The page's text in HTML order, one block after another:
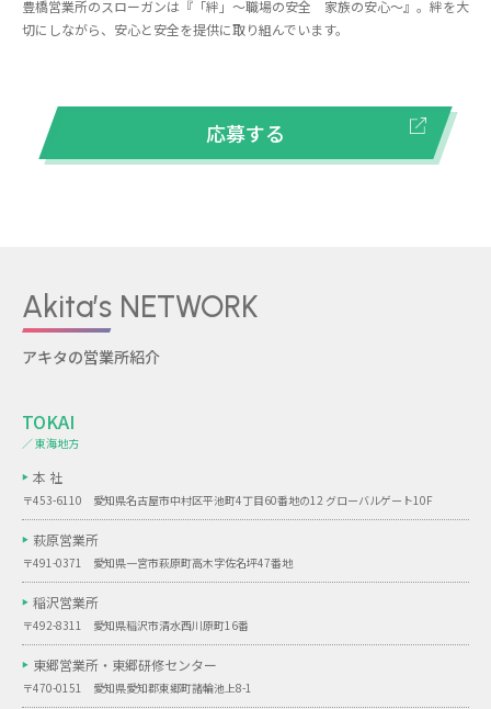
豊橋営業所のスローガンは『「絆」～職場の安全 家族の安心～』。絆を大
切にしながら、安心と安全を提供に取り組んでいます。
応募する
Akita’s NETWORK
アキタの営業所紹介
TOKAI
／ 東海地方
本 社
〒453-6110 愛知県名古屋市中村区平池町4丁目60番地の12 グローバルゲート10F
萩原営業所
〒491-0371 愛知県一宮市萩原町高木字佐名坪47番地
稲沢営業所
〒492-8311 愛知県稲沢市清水西川原町16番
東郷営業所・ 東郷研修センター
〒470-0151 愛知県愛知郡東郷町諸輪池上8-1